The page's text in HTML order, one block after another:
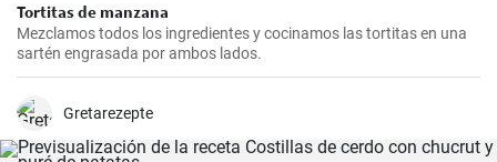
Tortitas de manzana
Mezclamos todos los ingredientes y cocinamos las tortitas en una
sartén engrasada por ambos lados.
Gretarezepte